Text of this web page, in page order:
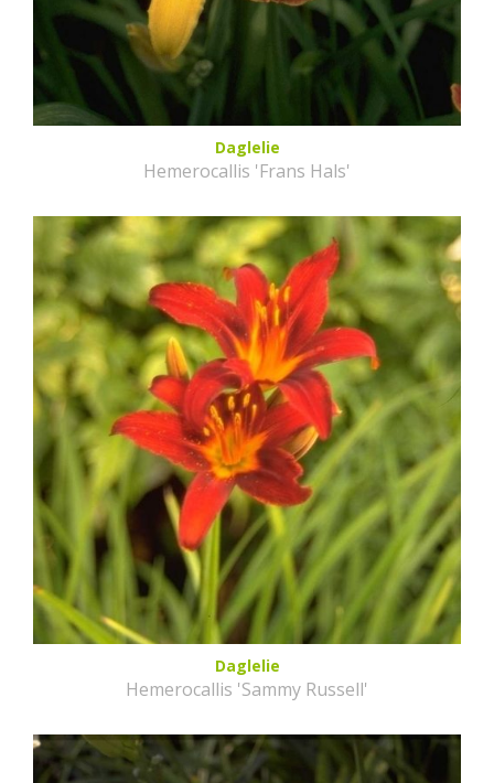
Daglelie
Hemerocallis 'Frans Hals'
Daglelie
Hemerocallis 'Sammy Russell'